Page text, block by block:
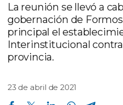
La reunión se llevó a
gobernación de
principal el
Interinstitucional contra
provincia.
23 de abril de 2021
Compartir en Facebook Compartir en Twitter Compartir en Linkedin Compartir en Whatsapp